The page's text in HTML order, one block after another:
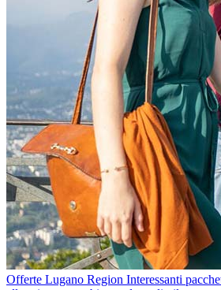
Offerte Lugano Region Interessanti